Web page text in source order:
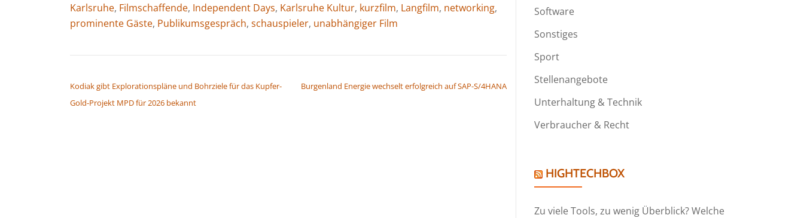
Karlsruhe, Filmschaffende, Independent Days, Karlsruhe Kultur, kurzfilm, Langfilm, networking,
prominente Gäste, Publikumsgespräch, schauspieler, unabhängiger Film
Kodiak gibt Explorationspläne und Bohrziele für das Kupfer-
Gold-Projekt MPD für 2026 bekannt
Burgenland Energie wechselt erfolgreich auf SAP-S/4HANA
Software
Sonstiges
Sport
Stellenangebote
Unterhaltung & Technik
Verbraucher & Recht
HIGHTECHBOX
Zu viele Tools, zu wenig Überblick? Welche